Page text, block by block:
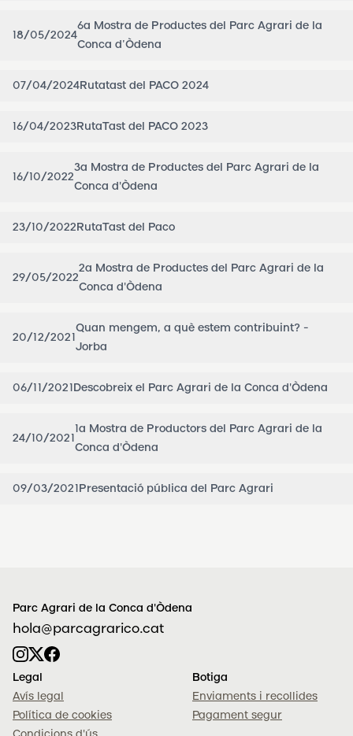
18/05/2024
6a Mostra de Productes del Parc Agrari de la
Conca d’Òdena
07/04/2024Rutatast del PACO 2024
16/04/2023RutaTast del PACO 2023
16/10/2022
3a Mostra de Productes del Parc Agrari de la
Conca d'Òdena
23/10/2022RutaTast del Paco
29/05/2022
2a Mostra de Productes del Parc Agrari de la
Conca d'Òdena
20/12/2021
Quan mengem, a què estem contribuint? -
Jorba
06/11/2021 Descobreix el Parc Agrari de la Conca d'Òdena
24/10/2021
1a Mostra de Productors del Parc Agrari de la
Conca d'Òdena
09/03/2021 Presentació pública del Parc Agrari
Parc Agrari de la Conca d'Òdena
hola@parcagrarico.cat
Legal
Avís legal
Política de cookies
Botiga
Enviaments i recollides
Pagament segur